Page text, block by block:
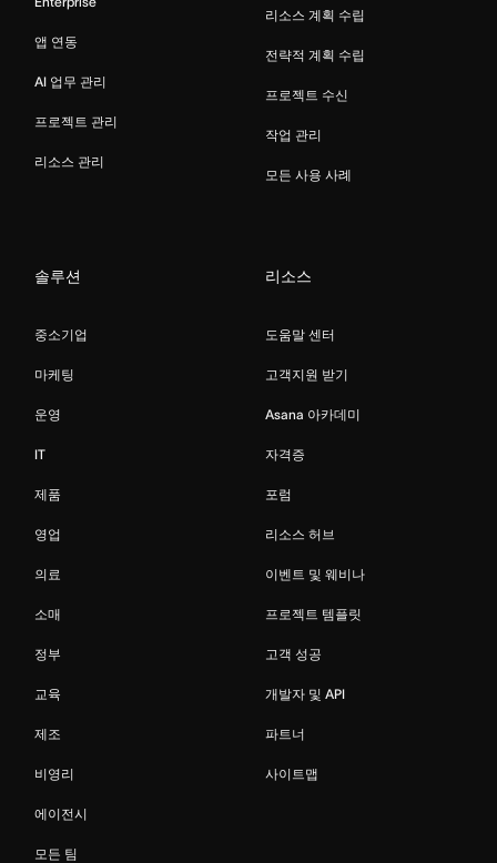
앱 연동
AI 업무 관리
프로젝트 관리
리소스 관리
리소스 계획 수립
전략적 계획 수립
프로젝트 수신
작업 관리
모든 사용 사례
솔루션
중소기업
마케팅
운영
IT
제품
영업
의료
소매
정부
교육
제조
비영리
에이전시
모든 팀
리소스
도움말 센터
고객지원 받기
Asana 아카데미
자격증
포럼
리소스 허브
이벤트 및 웨비나
프로젝트 템플릿
고객 성공
개발자 및 API
파트너
사이트맵